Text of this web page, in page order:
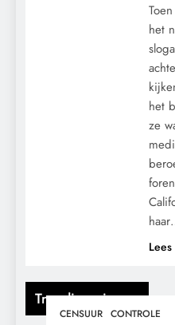
Trending nieuws
CENSUUR CONTROLE
het
het
ze